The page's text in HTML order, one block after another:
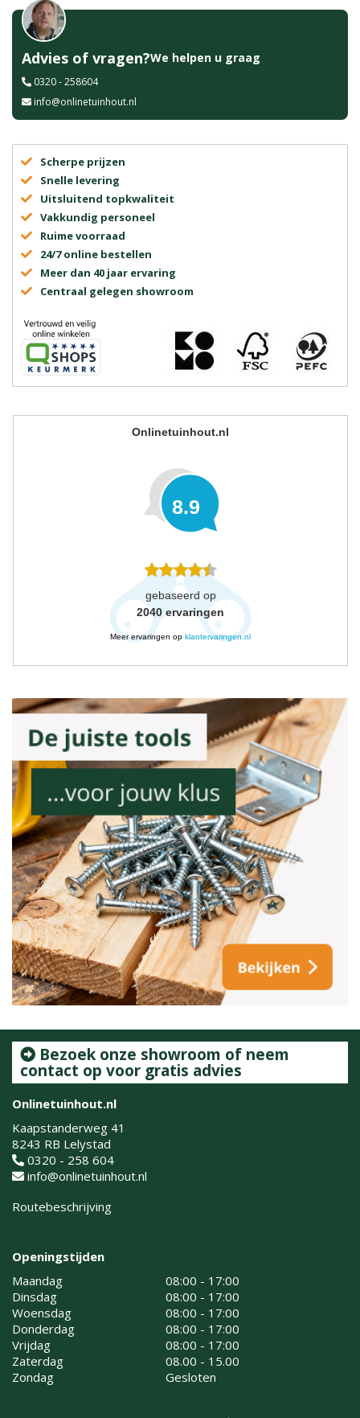
Advies of vragen?We helpen u graag
0320 - 258604
info@onlinetuinhout.nl
Scherpe prijzen
Snelle levering
Uitsluitend topkwaliteit
Vakkundig personeel
Ruime voorraad
24/7 online bestellen
Meer dan 40 jaar ervaring
Centraal gelegen showroom
Onlinetuinhout.nl
8.9
gebaseerd op
2040 ervaringen
Meer ervaringen op klantervaringen.nl
Bezoek onze showroom of neem
contact op voor gratis advies
Onlinetuinhout.nl
Kaapstanderweg 41
8243 RB Lelystad
0320 - 258 604
info@onlinetuinhout.nl
Routebeschrijving
Openingstijden
Maandag
08:00 - 17:00
Dinsdag
08:00 - 17:00
Woensdag
08:00 - 17:00
Donderdag
08:00 - 17:00
Vrijdag
08:00 - 17:00
Zaterdag
08.00 - 15.00
Zondag
Gesloten